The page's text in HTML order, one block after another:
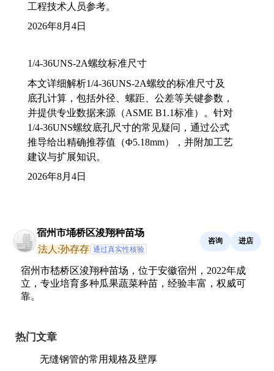
工程技术人员参考。
2026年8月4日
1/4-36UNS-2A螺纹标准尺寸
本文详细解析1/4-36UNS-2A螺纹的标准尺寸及
底孔计算，包括外径、螺距、公差等关键参数，
并提供专业数据来源（ASME B1.1标准）。针对
1/4-36UNS螺纹底孔尺寸的常见疑问，通过公式
推导给出精确推荐值（Φ5.18mm），并附加工艺
建议与扩展知识。
2026年8月4日
宿州市埇桥区浚翔种苗场
法人:孙存存 通过真实性核验
咨询 进店
宿州市嵇桥区浚翔种苗场，位于安徽宿州，2022年成
立，专业培育多种瓜果蔬菜种苗，经验丰富，权威可
靠。
热门文章
无缝钢管的常用规格及壁厚